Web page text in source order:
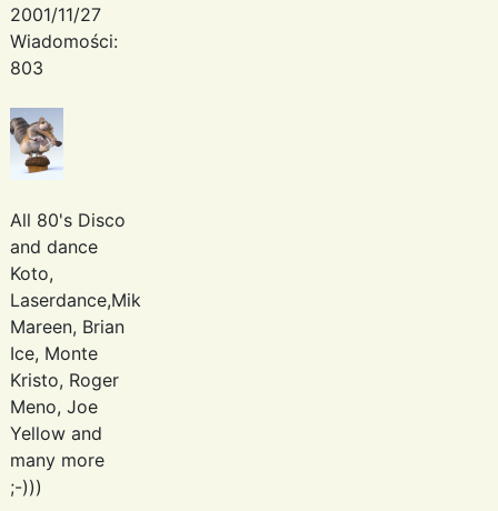
2001/11/27
Wiadomości:
803
All 80's Disco
and dance
Koto,
Laserdance,Mike
Mareen, Brian
Ice, Monte
Kristo, Roger
Meno, Joe
Yellow and
many more
;-)))